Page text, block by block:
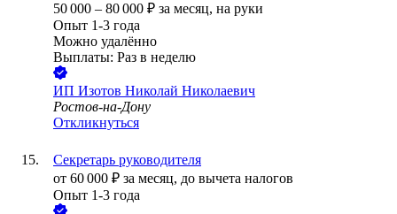
50 000 – 80 000 ₽ за месяц, на руки
Опыт 1-3 года
Можно удалённо
Выплаты: Раз в неделю
ИП Изотов Николай Николаевич
Ростов-на-Дону
Откликнуться
Секретарь руководителя
от 60 000 ₽ за месяц, до вычета налогов
Опыт 1-3 года